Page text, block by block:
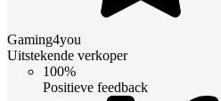
Gaming4you
Uitstekende verkoper
100%
Positieve feedback